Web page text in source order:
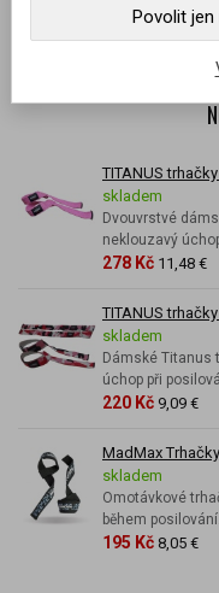
růžové trhačky! Vše
TITANUS
skladem
Dvouvrstvé
neklouzavý
278 Kč 11,48 €
TITANUS
skladem
Dámské Titanus
úchop při
220 Kč 9,09 €
MadMax
skladem
Omotávkové
během posilování.
195 Kč 8,05 €
Povolit